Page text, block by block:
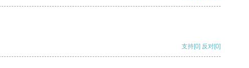
支持[0] 反对[0]